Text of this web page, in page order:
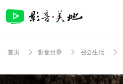
首页 影音目录 召会生活